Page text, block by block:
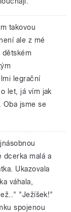
takovou
ale z mé
legrační
let, já vím jak
Oba jsme se
dcerka malá a
Ukazovala
váhala,
"Ježíšek!"
spojenou